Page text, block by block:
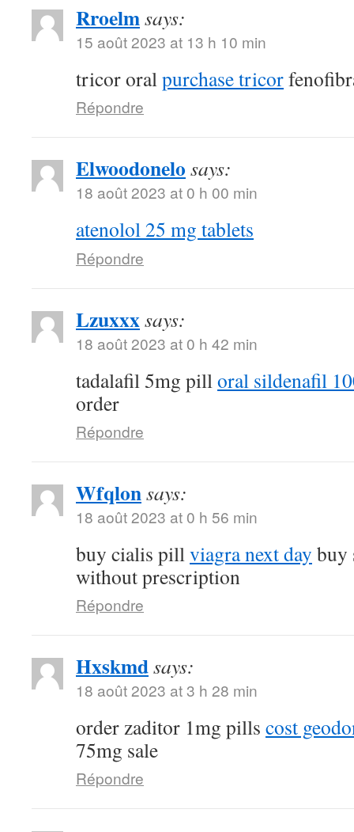
Rroelmsays:
15 août 2023 at 13 h 10 min
tricor oralpurchase tricor
Répondre
Elwoodonelo says:
18 août 2023 at 0 h 00 min
atenolol 25 mg tablets
Répondre
Lzuxxxsays:
18 août 2023 at 0 h 42 min
tadalafil 5mg pilloral sildenafil
order
Répondre
Wfqlonsays:
18 août 2023 at 0 h 56 min
buy cialis pillviagra next day buy
without prescription
Répondre
Hxskmdsays:
18 août 2023 at 3 h 28 min
order zaditor 1mg pills cost
75mg sale
Répondre